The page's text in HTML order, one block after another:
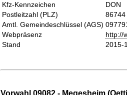
Kfz-Kennzeichen
DON
Postleitzahl (PLZ)
86744
Amtl. Gemeindeschlüssel (AGS)
Webpräsenz
http://
Stand
2015-
Vorwahl 09082 - Megesheim